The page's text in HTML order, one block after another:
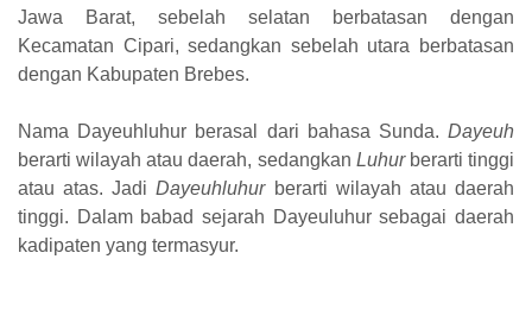
Jawa Barat, sebelah selatan berbatasan dengan
Kecamatan Cipari, sedangkan sebelah utara berbatasan
dengan Kabupaten Brebes.
Nama Dayeuhluhur berasal dari bahasa Sunda. Dayeuh
berarti wilayah atau daerah, sedangkan Luhurberarti tinggi
atau atas. JadiDayeuhluhurberarti wilayah atau daerah
tinggi. Dalam babad sejarah Dayeuluhur sebagai daerah
kadipaten yang termasyur.